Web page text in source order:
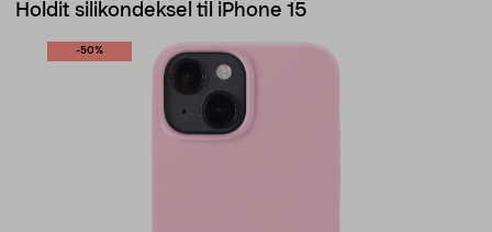
Holdit silikondeksel til iPhone 15
-50%